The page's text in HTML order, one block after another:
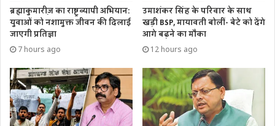
ब्रह्माकुमारीज़ का राष्ट्रव्यापी अभियान:
युवाओं को नशामुक्त जीवन की दिलाई
जाएगी प्रतिज्ञा
7 hours ago
उमाशंकर सिंह के परिवार के साथ
खड़ी BSP, मायावती बोलीं- बेटे को देंगे
आगे बढ़ने का मौका
12 hours ago